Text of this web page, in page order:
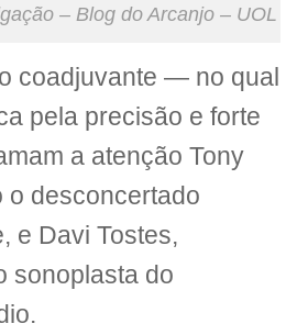
– Blog do Arcanjo – UOL
coadjuvante — no qual
pela precisão e forte
a atenção Tony
o desconcertado
e Davi Tostes,
sonoplasta do